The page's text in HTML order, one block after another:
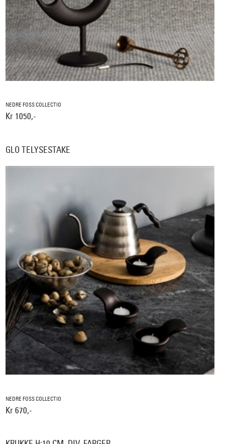
NEDRE FOSS COLLECTIO
Kr 1050,-
GLO TELYSESTAKE
NEDRE FOSS COLLECTIO
Kr 670,-